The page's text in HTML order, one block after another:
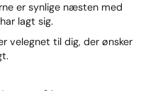
er synlige næsten med
lagt sig.
velegnet til dig, der ønsker